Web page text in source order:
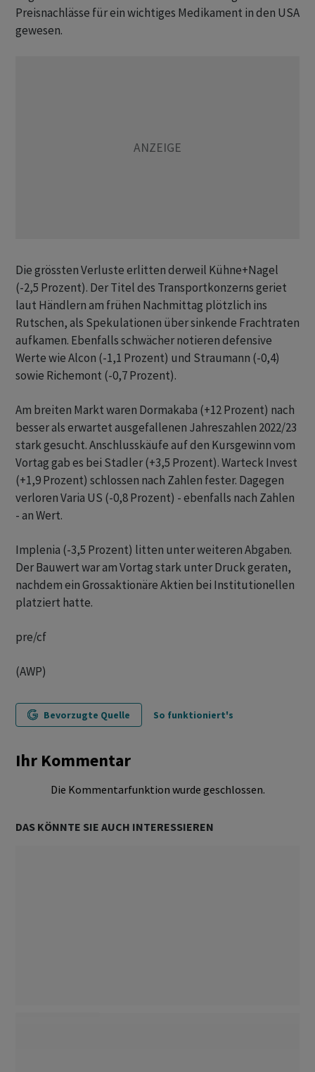
Preisnachlässe für ein wichtiges Medikament in den USA
gewesen.
Die grössten Verluste erlitten derweil Kühne+Nagel
(-2,5 Prozent). Der Titel des Transportkonzerns geriet
laut Händlern am frühen Nachmittag plötzlich ins
Rutschen, als Spekulationen über sinkende Frachtraten
aufkamen. Ebenfalls schwächer notieren defensive
Werte wie Alcon (-1,1 Prozent) und Straumann (-0,4)
sowie Richemont (-0,7 Prozent).
Am breiten Markt waren Dormakaba (+12 Prozent) nach
besser als erwartet ausgefallenen Jahreszahlen 2022/23
stark gesucht. Anschlusskäufe auf den Kursgewinn vom
Vortag gab es bei Stadler (+3,5 Prozent). Warteck Invest
(+1,9 Prozent) schlossen nach Zahlen fester. Dagegen
verloren Varia US (-0,8 Prozent) - ebenfalls nach Zahlen
- an Wert.
Implenia (-3,5 Prozent) litten unter weiteren Abgaben.
Der Bauwert war am Vortag stark unter Druck geraten,
nachdem ein Grossaktionäre Aktien bei Institutionellen
platziert hatte.
pre/cf
(AWP)
Bevorzugte Quelle So funktioniert's
Ihr Kommentar
Die Kommentarfunktion wurde geschlossen.
DAS KÖNNTE SIE AUCH INTERESSIEREN